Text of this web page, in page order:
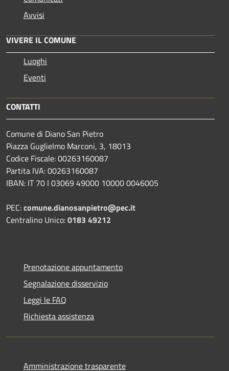
Avvisi
VIVERE IL COMUNE
Luoghi
Eventi
CONTATTI
Comune di Diano San Pietro
Piazza Guglielmo Marconi, 3, 18013
Codice Fiscale: 00263160087
Partita IVA: 00263160087
IBAN: IT 70 I 03069 49000 10000 0046005
PEC:comune.dianosanpietro@pec.it
Centralino Unico:0183 49212
Prenotazione appuntamento
Segnalazione disservizio
Leggi le FAQ
Richiesta assistenza
Amministrazione trasparente